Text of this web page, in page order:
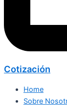
Cotización
Home
Sobre